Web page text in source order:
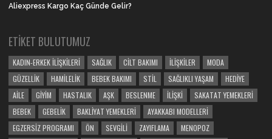
Aliexpress Kargo Kaç Günde Gelir?
ETIKET BULUTUMUZ
KADIN-ERKEK İLIŞKILERI SAĞLIK CILT BAKIMI İLIŞKILER
MODA
GÜZELLIK
HAMILELIK BEBEK BAKIMI STIL SAĞLIKLI YAŞAM
HEDIYE
AILE
GIYIM HASTALIK AŞK BESLENME İLIŞKI
SAKATAT YEMEKLERI
BEBEK
GEBELIK BAKLIYAT YEMEKLERI
AYAKKABI MODELLERI
EGZERSIZ PROGRAMI
ÖN SEVGILI ZAYIFLAMA MENOPOZ